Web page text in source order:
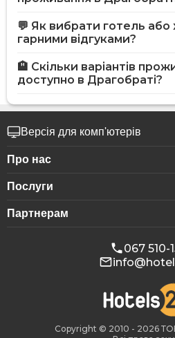
💬 Як вибрати готель або
гарними відгуками?
🏨 Скільки варіантів
доступно в Драгобраті?
Версія для комп'ютерів
Про нас
Про компанію
Конфіденційність
Наші партнери
Реклама на Hotels24
Послуги
Для бізнес-клієнтів
Бронювання для груп
Конференц-зали
Партнерам
Програма для афіліатів
067 510-
Copyright © 2010 - 2026